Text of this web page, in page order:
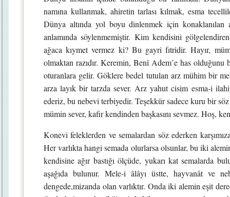
namına kullanmak, ahiretin tarlası kılmak, esma
Dünya altında yol boyu dinlenmek için
anlamında söylenmemiştir. Kim kendisini
ağaca kıymet vermez ki? Bu gayri fıtridir. Hayır,
olmaktan razıdır. Keremin, Benî Adem’e has
oturanlara gelir. Göklere bedel tutulan arz mühim bir
arza layık bir tarzda sever. Arz yahut cisim esma-i
ederiz, bu nebevi terbiyedir. Teşekkür sadece kuru bir
mümin sever, kafir kendinden başkasını sevmez. Hoş,
Konevi feleklerden ve semalardan söz ederken
Her varlıkta hangi semada olurlarsa olsunlar, bu iki
kendisine ağır bastığı ölçüde, yukarı kat semalarda
aşağıda bulunur. Mele-i âlâyı üstte, hayvanât ve
dengede,mizanda olan varlıktır. Onda iki alemin eşit